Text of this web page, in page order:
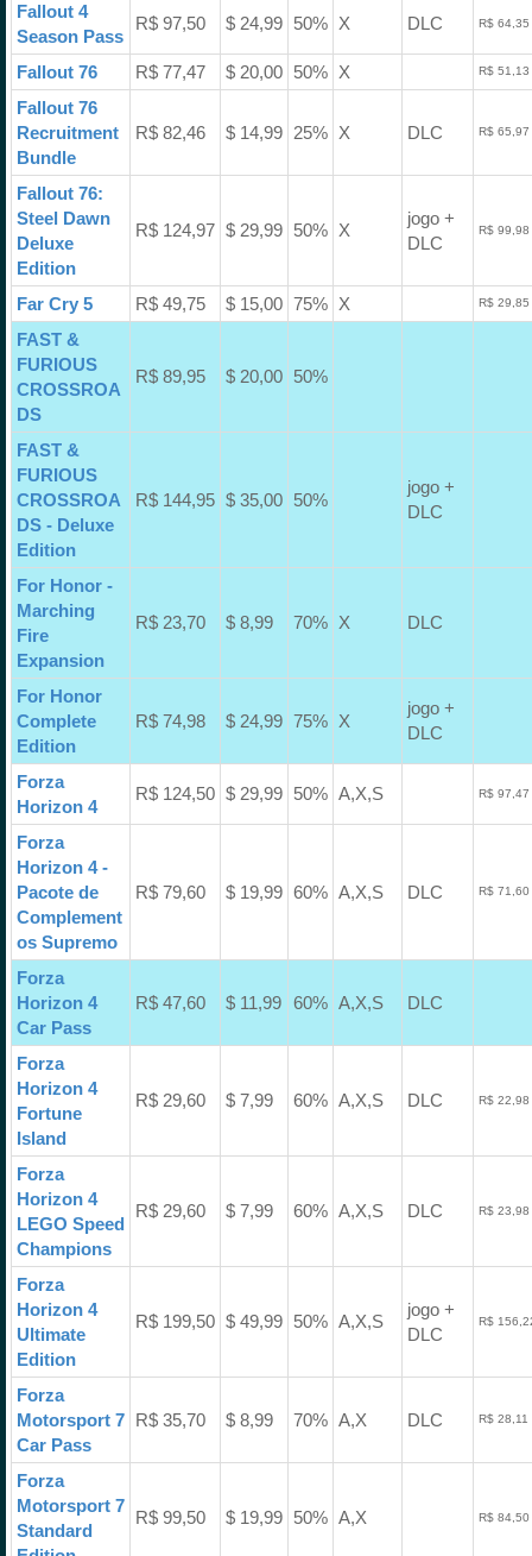
Fallout 4
Season Pass
R$ 97,50 $ 24,99 50% X DLC R$
Fallout 76 R$ 77,47 $ 20,00 50% X R$
Fallout 76
Recruitment
Bundle
R$ 82,46 $ 14,99 25% X DLC R$
Fallout 76:
Steel Dawn
Deluxe
Edition
R$ 124,97 $ 29,99 50% X
jogo +
DLC
R$
Far Cry 5 R$ 49,75 $ 15,00 75% X R$
FAST &
FURIOUS
CROSSROA
DS
R$ 89,95 $ 20,00 50%
FAST &
FURIOUS
CROSSROA
DS - Deluxe
Edition
R$ 144,95 $ 35,00 50%
jogo +
DLC
For Honor -
Marching
Fire
Expansion
R$ 23,70 $ 8,99 70% X DLC
For Honor
Complete
Edition
R$ 74,98 $ 24,99 75% X
jogo +
DLC
Forza
Horizon 4
R$ 124,50 $ 29,99 50% A,X,S R$ 97,47
Forza
Horizon 4 -
Pacote de
Complement
os Supremo
R$ 79,60 $ 19,99 60% A,X,S DLC R$ 71,60
Forza
Horizon 4
Car Pass
R$ 47,60 $ 11,99 60% A,X,S DLC
Forza
Horizon 4
Fortune
Island
R$ 29,60 $ 7,99 60% A,X,S DLC R$
Forza
Horizon 4
LEGO Speed
Champions
R$ 29,60 $ 7,99 60% A,X,S DLC R$
Forza
Horizon 4
Ultimate
Edition
R$ 199,50 $ 49,99 50% A,X,S
jogo +
DLC
R$
Forza
Motorsport 7
Car Pass
R$ 35,70 $ 8,99 70% A,X DLC R$ 28,11
Forza
Motorsport 7
Standard
R$ 99,50 $ 19,99 50% A,X R$ 84,50